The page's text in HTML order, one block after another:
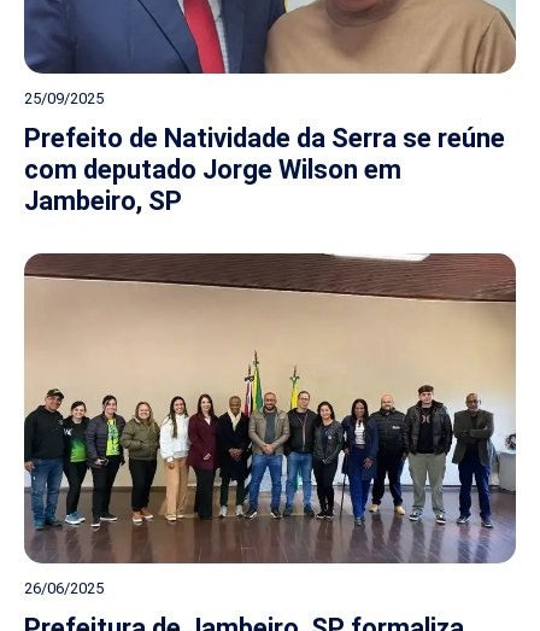
25/09/2025
Prefeito de Natividade da Serra se reúne
com deputado Jorge Wilson em
Jambeiro, SP
26/06/2025